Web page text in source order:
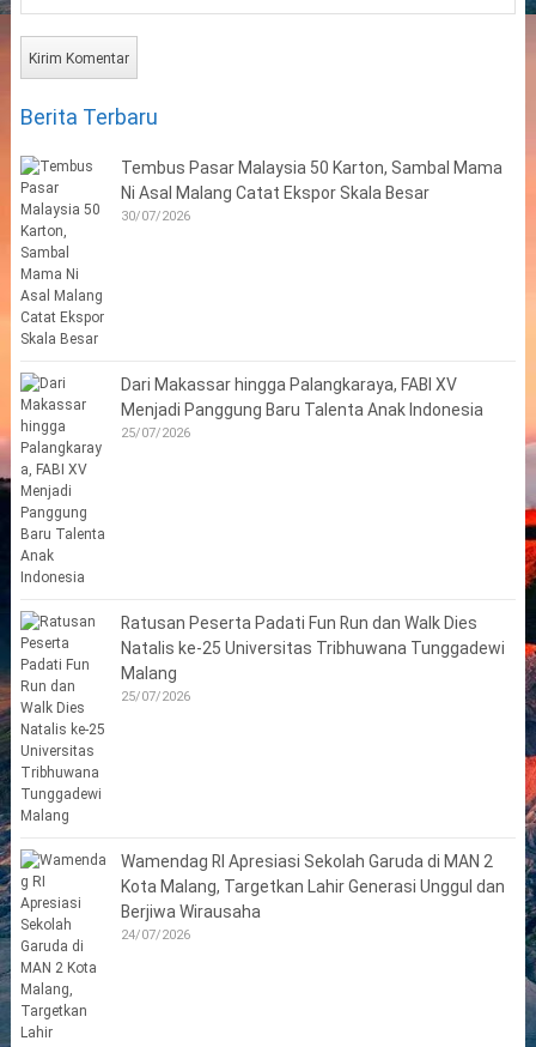
Berita Terbaru
Tembus Pasar Malaysia 50 Karton, Sambal Mama
Ni Asal Malang Catat Ekspor Skala Besar
30/07/2026
Dari Makassar hingga Palangkaraya, FABI XV
Menjadi Panggung Baru Talenta Anak Indonesia
25/07/2026
Ratusan Peserta Padati Fun Run dan Walk Dies
Natalis ke-25 Universitas Tribhuwana Tunggadewi
Malang
25/07/2026
Wamendag RI Apresiasi Sekolah Garuda di MAN 2
Kota Malang, Targetkan Lahir Generasi Unggul dan
Berjiwa Wirausaha
24/07/2026